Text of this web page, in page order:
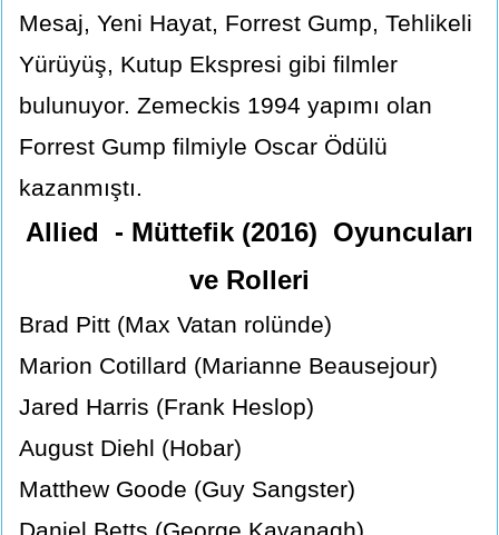
Mesaj, Yeni Hayat, Forrest Gump, Tehlikeli
Yürüyüş, Kutup Ekspresi gibi filmler
bulunuyor. Zemeckis 1994 yapımı olan
Forrest Gump filmiyle Oscar Ödülü
kazanmıştı.
Allied - Müttefik (2016) Oyuncuları
ve Rolleri
Brad Pitt (Max Vatan rolünde)
Marion Cotillard (Marianne Beausejour)
Jared Harris (Frank Heslop)
August Diehl (Hobar)
Matthew Goode (Guy Sangster)